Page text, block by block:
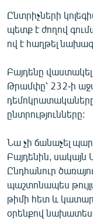
Ընտրիչների
պետք է ժողով
ով է հաղթել
Բայդենը
Թրամփը՝ 232-ի
ընտրությունները:
Նա չի ճանաչել
Բայդենին,
Ընդհանուր
պաշտոնապես
թիմի հետ և
օրենքով